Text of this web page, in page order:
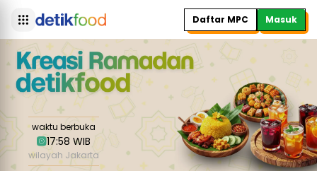
Daftar MPC Masuk
waktu berbuka
17:58 WIB
wilayah Jakarta